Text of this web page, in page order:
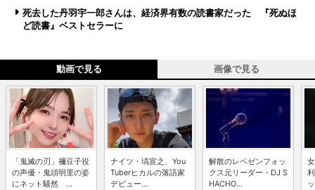
死去した丹羽宇一郎さんは、経済界有数の読書家だった 『死ぬほ
ど読書』ベストセラーに
動画で見る 画像で見る
「鬼滅の刃」禰豆子役
の声優・鬼頭明里の姿
にネット騒然 ...
ナイツ・塙宣之、You
Tuberヒカルの落語家
デビュー...
解散のレペゼンフォッ
クス元リーダー・DJ S
HACHO...